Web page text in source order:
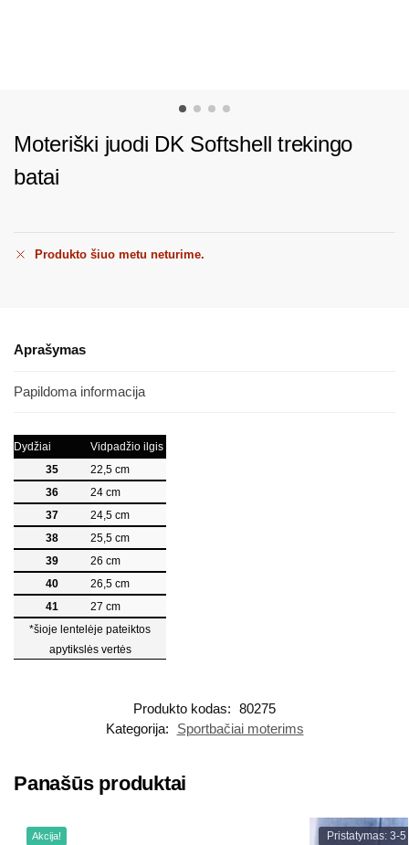
Moteriški juodi DK Softshell trekingo
batai
Produkto šiuo metu neturime.
Aprašymas
Papildoma informacija
Dydžiai
Vidpadžio ilgis
35
22,5 cm
36
24 cm
37
24,5 cm
38
25,5 cm
39
26 cm
40
26,5 cm
41
27 cm
*šioje lentelėje pateiktos
apytikslės vertės
Produkto kodas: 80275
Kategorija:
Sportbačiai moterims
Panašūs produktai
Akcija! Pristatymas: 3-